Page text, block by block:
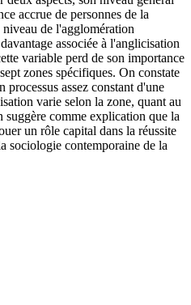
accrue de personnes de la
de l'agglomération
associée à l'anglicisation
variable perd de son importance
zones spécifiques. On constate
processus assez constant d'une
varie selon la zone, quant au
suggère comme explication que la
un rôle capital dans la réussite
sociologie contemporaine de la